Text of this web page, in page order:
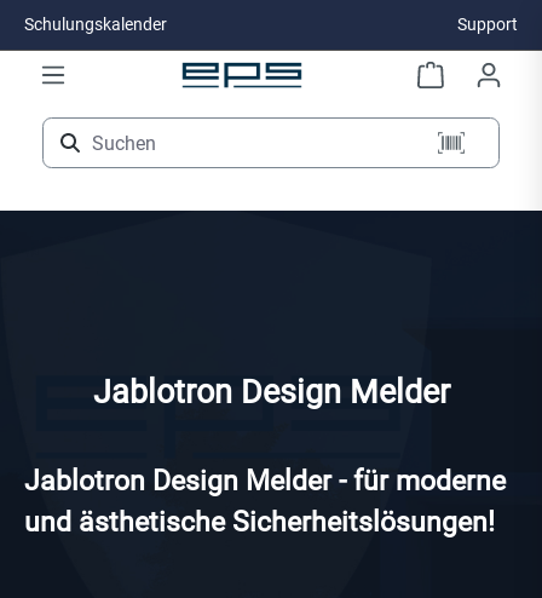
Zum Hauptinhalt springen
Schulungskalender Support
Jablotron Design Melder
Jablotron Design Melder - für moderne
und ästhetische Sicherheitslösungen!